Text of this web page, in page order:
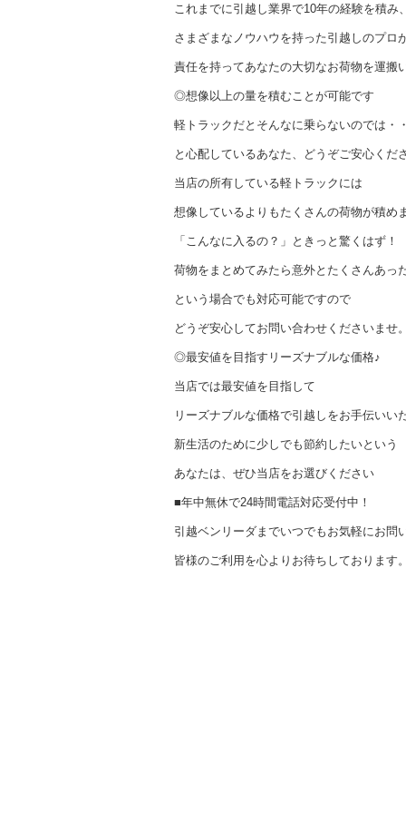
これまでに引越し業界で10年の経験を積み、
さまざまなノウハウを持った引越しのプロ
責任を持ってあなたの大切なお荷物を運搬
◎想像以上の量を積むことが可能です
軽トラックだとそんなに乗らないのでは・
と心配しているあなた、どうぞご安心くださ
当店の所有している軽トラックには
想像しているよりもたくさんの荷物が積め
「こんなに入るの？」ときっと驚くはず！
荷物をまとめてみたら意外とたくさんあった
という場合でも対応可能ですので
どうぞ安心してお問い合わせくださいませ。
◎最安値を目指すリーズナブルな価格♪
当店では最安値を目指して
リーズナブルな価格で引越しをお手伝いい
新生活のために少しでも節約したいという
あなたは、ぜひ当店をお選びください
■年中無休で24時間電話対応受付中！
引越ベンリーダまでいつでもお気軽にお問
皆様のご利用を心よりお待ちしております。